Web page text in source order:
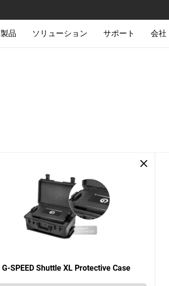
製品 ソリューション サポート 会社
G-SPEED Shuttle XL Protective Case